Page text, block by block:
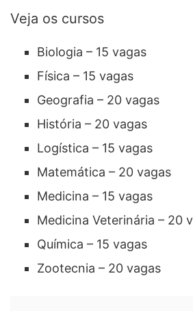
Veja os cursos
Biologia – 15 vagas
Física – 15 vagas
Geografia – 20 vagas
História – 20 vagas
Logística – 15 vagas
Matemática – 20 vagas
Medicina – 15 vagas
Medicina Veterinária – 20
Química – 15 vagas
Zootecnia – 20 vagas